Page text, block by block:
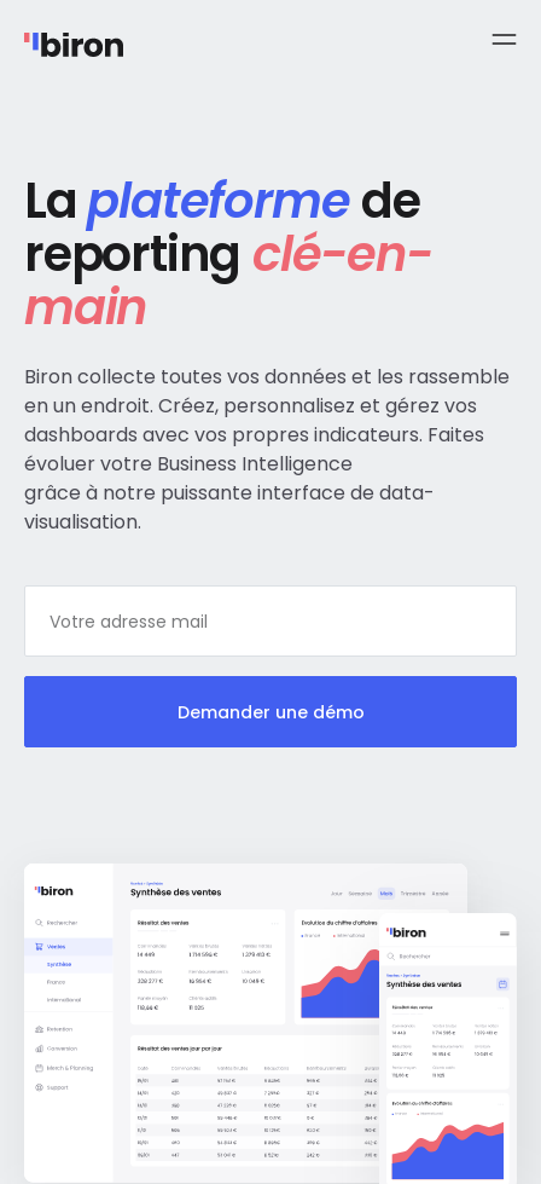
Laplateformede
reporting clé-en-
main
Biron collecte toutes vos données et les rassemble
en un endroit. Créez, personnalisez et gérez vos
dashboards avec vos propres indicateurs. Faites
évoluer votre Business Intelligence
grâce à notre puissante interface de data-
visualisation.
Demander une démo